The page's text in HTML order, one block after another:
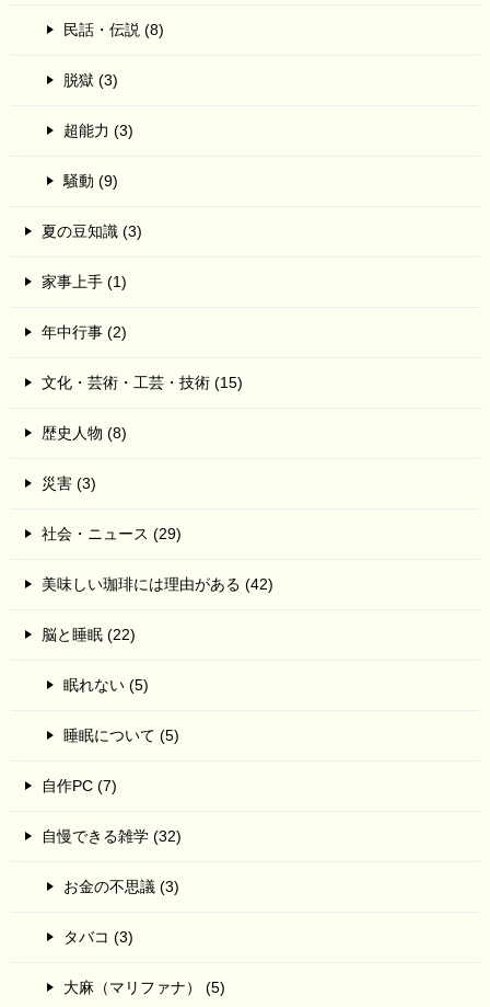
民話・伝説 (8)
脱獄 (3)
超能力 (3)
騒動 (9)
夏の豆知識 (3)
家事上手 (1)
年中行事 (2)
文化・芸術・工芸・技術 (15)
歴史人物 (8)
災害 (3)
社会・ニュース (29)
美味しい珈琲には理由がある (42)
脳と睡眠 (22)
眠れない (5)
睡眠について (5)
自作PC (7)
自慢できる雑学 (32)
お金の不思議 (3)
タバコ (3)
大麻（マリファナ） (5)